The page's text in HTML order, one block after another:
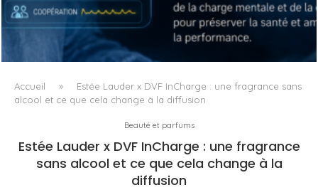
QUAND LA MACHINE APPREND À LIRE LA FATIGUE DU
CHIRURGIEN
Accueil »
Estée Lauder x DVF InCharge : une fragrance sans
alcool et ce que cela change à la diffusion
Beauté et parfums
Estée Lauder x DVF InCharge : une fragrance
sans alcool et ce que cela change à la
diffusion